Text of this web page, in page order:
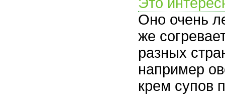
Оно очень
же
разных
например
крем супов